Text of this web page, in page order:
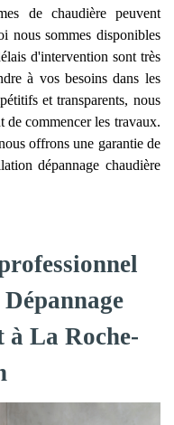
de chaudière peuvent
nous sommes disponibles
d'intervention sont très
à vos besoins dans les
et transparents, nous
commencer les travaux.
offrons une garantie de
dépannage chaudière
à La Roche-